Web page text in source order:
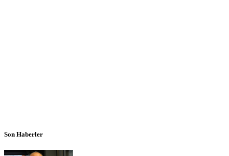
Son Haberler